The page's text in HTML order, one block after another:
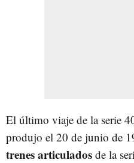
El último viaje de la serie
produjo el 20 de junio de
trenes articulados de la